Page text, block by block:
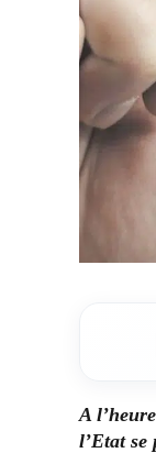
A
l’Etat